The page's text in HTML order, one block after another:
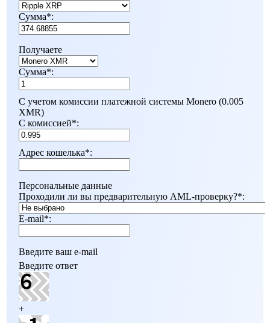
Сумма*:
Получаете
Сумма*:
С учетом комиссии платежной системы Monero (0.005
XMR)
С комиссией*:
Адрес кошелька*:
Персональные данные
Проходили ли вы предварительную AML-проверку?*:
E-mail*:
Введите ваш e-mail
Введите ответ
+